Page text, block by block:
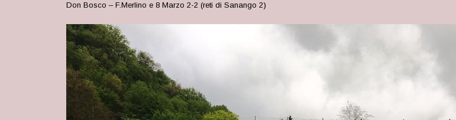
Don Bosco – F.Merlino e 8 Marzo 2-2 (reti di Sanango 2)